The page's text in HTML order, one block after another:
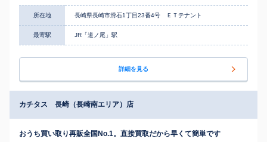
所在地 長崎県長崎市滑石1丁目23番4号 ＥＴテナント
最寄駅 JR「道ノ尾」駅
詳細を見る
カチタス 長崎（長崎南エリア）店
おうち買い取り再販全国No.1。直接買取だから早くて簡単です